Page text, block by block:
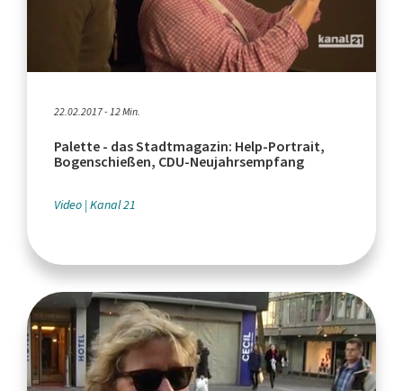
22.02.2017 - 12 Min.
Palette - das Stadtmagazin: Help-Portrait,
Bogenschießen, CDU-Neujahrsempfang
Video Kanal 21